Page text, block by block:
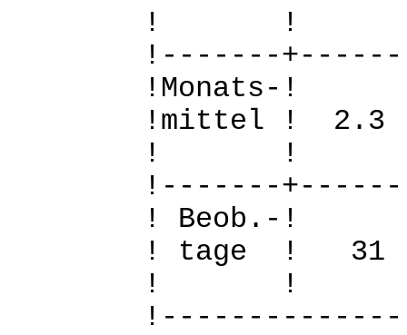
!
!-------
!mittel !
!
!-------
!
! tage !
!